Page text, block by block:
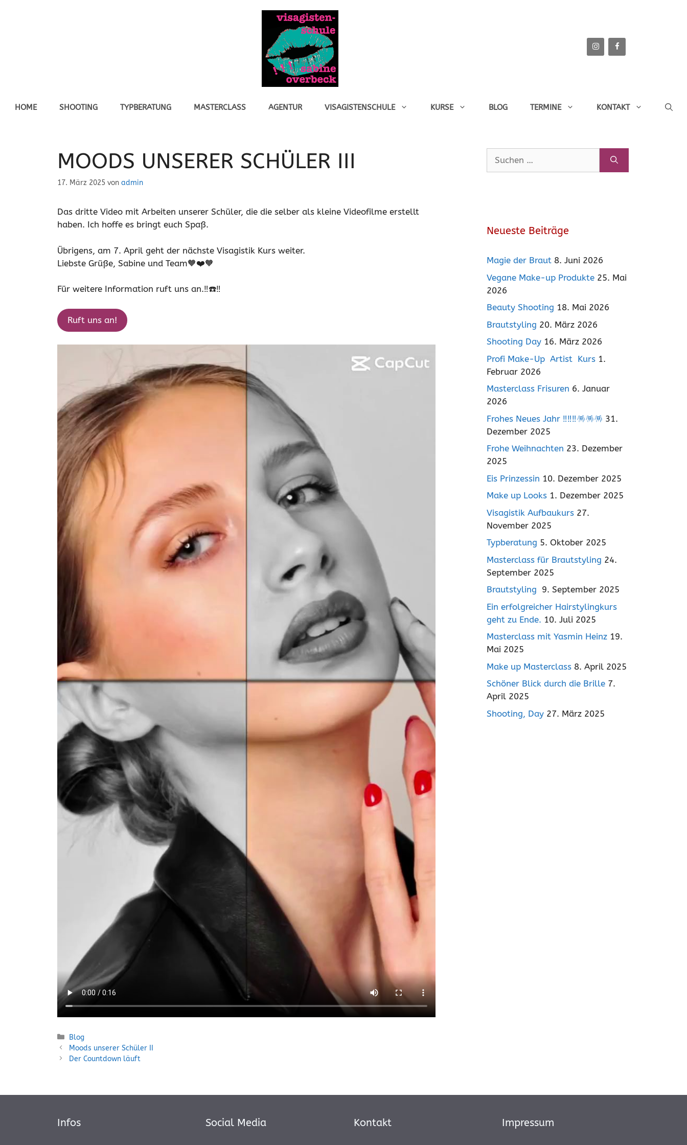
HOME SHOOTING TYPBERATUNG MASTERCLASS AGENTUR VISAGISTENSCHULE KURSE BLOG TERMINE KONTAKT
MOODS UNSERER SCHÜLER III
17. März 2025 von admin
Das dritte Video mit Arbeiten unserer Schüler, die die selber als kleine Videofilme erstellt
haben. Ich hoffe es bringt euch Spaß.
Übrigens, am 7. April geht der nächste Visagistik Kurs weiter.
Liebste Grüße, Sabine und Team🧡❤️🧡
Für weitere Information ruft uns an.‼️☎️‼️
Ruft uns an!
Kategorien
Blog
Moods unserer Schüler II
Der Countdown läuft
Neueste Beiträge
Magie der Braut 8. Juni 2026
Vegane Make-up Produkte 25. Mai
2026
Beauty Shooting 18. Mai 2026
Brautstyling 20. März 2026
Shooting Day 16. März 2026
Profi Make-Up Artist Kurs 1.
Februar 2026
Masterclass Frisuren 6. Januar
2026
Frohes Neues Jahr ‼️‼️‼️🪅🪅🪅 31.
Dezember 2025
Frohe Weihnachten 23. Dezember
2025
Eis Prinzessin 10. Dezember 2025
Make up Looks 1. Dezember 2025
Visagistik Aufbaukurs 27.
November 2025
Typberatung 5. Oktober 2025
Masterclass für Brautstyling 24.
September 2025
Brautstyling 9. September 2025
Ein erfolgreicher Hairstylingkurs
geht zu Ende. 10. Juli 2025
Masterclass mit Yasmin Heinz 19.
Mai 2025
Make up Masterclass 8. April 2025
Schöner Blick durch die Brille 7.
April 2025
Shooting, Day 27. März 2025
Infos Social Media Kontakt Impressum